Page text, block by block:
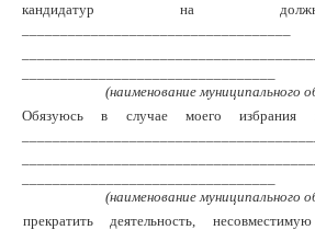
кандидатур на
(наименование муниципального
Обязуюсь в случае моего избрания
(наименование муниципального
прекратить деятельность,